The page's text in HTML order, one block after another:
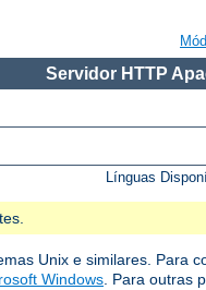
Servidor HTTP
Línguas
Unix e similares. Para
Windows. Para outras